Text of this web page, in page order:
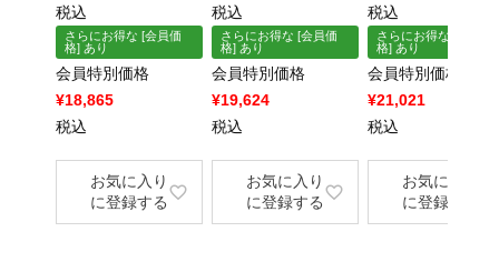
税込
さらにお得な [会員価
格] あり
会員特別価格
¥18,865
税込
お気に入り
に登録する
税込
さらにお得な [会員価
格] あり
会員特別価格
¥19,624
税込
お気に入り
に登録する
税込
さらにお得な [会員価
格] あり
会員特別価格
¥21,021
税込
お気に入り
に登録する